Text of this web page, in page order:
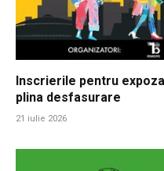
Inscrierile pentru
plina desfasurare
21 iulie 2026